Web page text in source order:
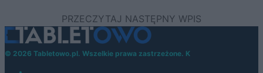
© 2026 Tabletowo.pl. Wszelkie prawa zastrzeżone. K